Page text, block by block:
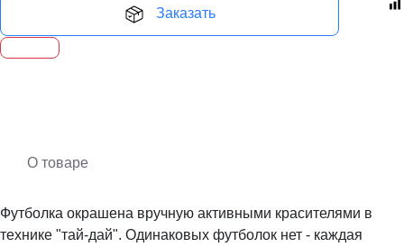
Заказать
О товаре
Футболка окрашена вручную активными красителями в
технике "тай-дай". Одинаковых футболок нет - каждая